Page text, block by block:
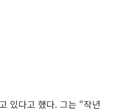
있다고 했다. 그는 “작년